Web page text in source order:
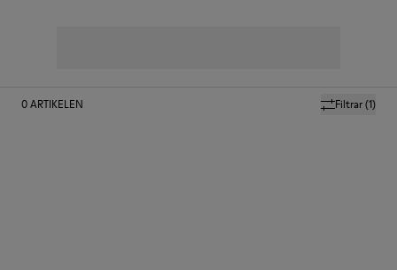
Filtrar(1)
0ARTIKELEN